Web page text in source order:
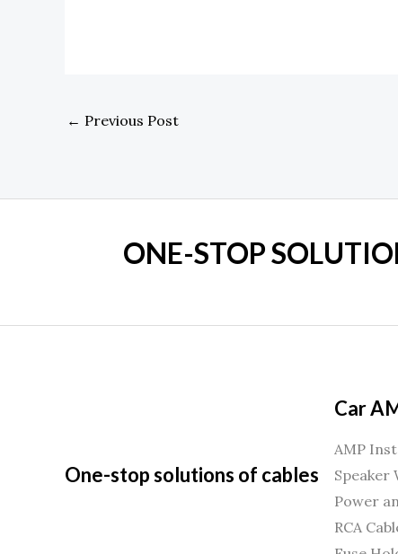
← Previous Post
ONE-STOP
One-stop solutions of cables
Car
AMP
Speaker
Power
RCA